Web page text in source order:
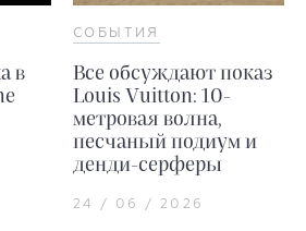
в
СОБЫТИЯ
Все обсуждают показ
Louis Vuitton: 10-
метровая волна,
песчаный подиум и
денди-серферы
24 / 06 / 2026